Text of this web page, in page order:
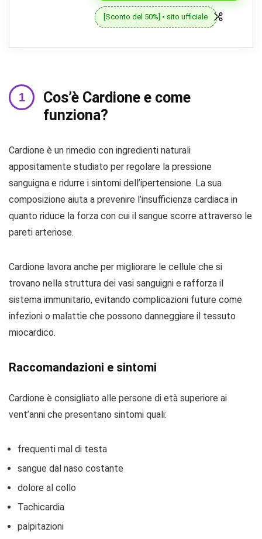
[Sconto del 50%] • sito ufficiale
Cos’è Cardione e come
funziona?
Cardione è un rimedio con ingredienti naturali
appositamente studiato per regolare la pressione
sanguigna e ridurre i sintomi dell’ipertensione. La sua
composizione aiuta a prevenire l’insufficienza cardiaca in
quanto riduce la forza con cui il sangue scorre attraverso le
pareti arteriose.
Cardione lavora anche per migliorare le cellule che si
trovano nella struttura dei vasi sanguigni e rafforza il
sistema immunitario, evitando complicazioni future come
infezioni o malattie che possono danneggiare il tessuto
miocardico.
Raccomandazioni e sintomi
Cardione è consigliato alle persone di età superiore ai
vent’anni che presentano sintomi quali:
frequenti mal di testa
sangue dal naso costante
dolore al collo
Tachicardia
palpitazioni